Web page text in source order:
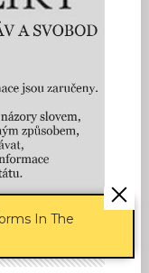
In The